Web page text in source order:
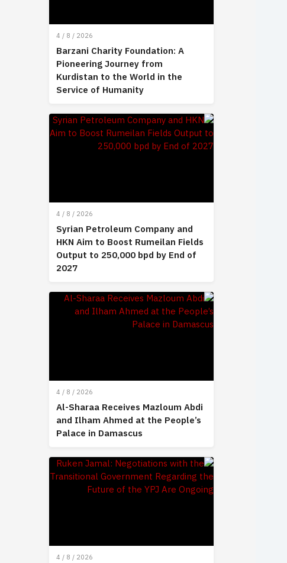
4 / 8 / 2026
Barzani Charity Foundation: A
Pioneering Journey from
Kurdistan to the World in the
Service of Humanity
4 / 8 / 2026
Syrian Petroleum Company and
HKN Aim to Boost Rumeilan Fields
Output to 250,000 bpd by End of
2027
4 / 8 / 2026
Al-Sharaa Receives Mazloum Abdi
and Ilham Ahmed at the People’s
Palace in Damascus
4 / 8 / 2026